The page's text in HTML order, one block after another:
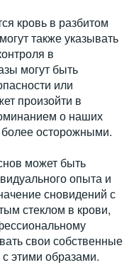
кровь в разбитом
также указывать
в
могут быть
или
произойти в
о наших
осторожными.
может быть
опыта и
сновидений с
стеклом в крови,
свои собственные
этими образами.